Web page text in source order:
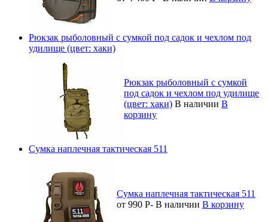
Рюкзак рыболовный с сумкой под садок и чехлом под
удилище (цвет: хаки)
Рюкзак рыболовный с сумкой
под садок и чехлом под удилище
(цвет: хаки) В наличии В
корзину
Сумка наплечная тактическая 511
Сумка наплечная тактическая 511
от 990 Р- В наличии В корзину